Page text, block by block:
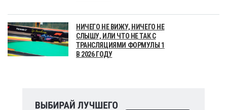
НИЧЕГО НЕ ВИЖУ, НИЧЕГО НЕ
СЛЫШУ, ИЛИ ЧТО НЕ ТАК С
ТРАНСЛЯЦИЯМИ ФОРМУЛЫ 1
В 2026 ГОДУ